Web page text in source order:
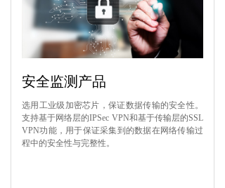
选用工业级加密芯片，保证数据传输的安全性。
支持基于网络层的IPSec VPN和基于传输层的SSL
VPN功能，用于保证采集到的数据在网络传输过
程中的安全性与完整性。
安全监测产品